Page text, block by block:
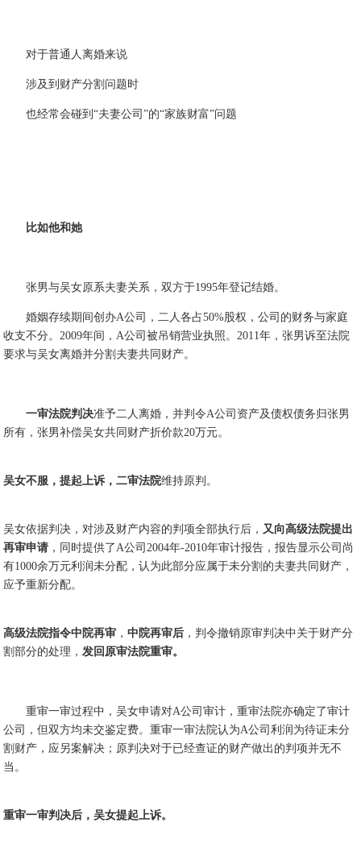
对于普通人离婚来说
涉及到财产分割问题时
也经常会碰到“夫妻公司”的“家族财富”问题
比如他和她
张男与吴女原系夫妻关系，双方于1995年登记结婚。
婚姻存续期间创办A公司，二人各占50%股权，公司的财务与家庭
收支不分。2009年间，A公司被吊销营业执照。2011年，张男诉至法院
要求与吴女离婚并分割夫妻共同财产。
一审法院判决准予二人离婚，并判令A公司资产及债权债务归张男
所有，张男补偿吴女共同财产折价款20万元。
吴女不服，提起上诉，二审法院维持原判。
吴女依据判决，对涉及财产内容的判项全部执行后， 又向高级法院提出
再审申请 ，同时提供了A公司2004年-2010年审计报告，报告显示公司尚
有1000余万元利润未分配，认为此部分应属于未分割的夫妻共同财产，
应予重新分配。
高级法院指令中院再审 ，中院再审后 ，判令撤销原审判决中关于财产分
割部分的处理，发回原审法院重审。
重审一审过程中，吴女申请对A公司审计，重审法院亦确定了审计
公司，但双方均未交鉴定费。重审一审法院认为A公司利润为待证未分
割财产，应另案解决；原判决对于已经查证的财产做出的判项并无不
当。
重审一审判决后，吴女提起上诉。